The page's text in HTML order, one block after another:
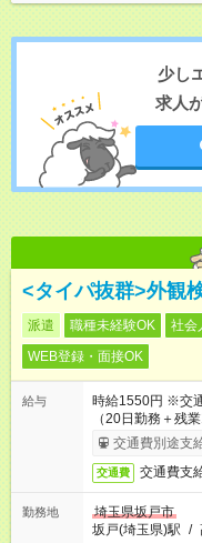
少し
求人
<タイパ抜群>外観
派遣 職種未経験OK 社会
WEB登録・面接OK
給与
時給1550円 ※交
（20日勤務＋残業
交通費別途支
交通費 交通費支
勤務地
埼玉県坂戸市
坂戸(埼玉県)駅 /